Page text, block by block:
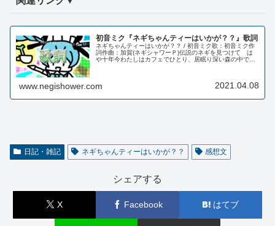
初音ミク『ネギちゃんティーはいかが？？』歌詞
ネギちゃんティーはいかが？？ / 初音ミク歌：初音ミク作
詞作曲：加賀(ネギシャワーＰ)伝説のネギを見つけて は
や十年今わたしはカフェでひとり、居眠り深い森の中で
www.negishower.com 2021.04.08
日記・雑記 ネギちゃんティーはいかが？？ 感想文
シェアする
X Facebook はてブ